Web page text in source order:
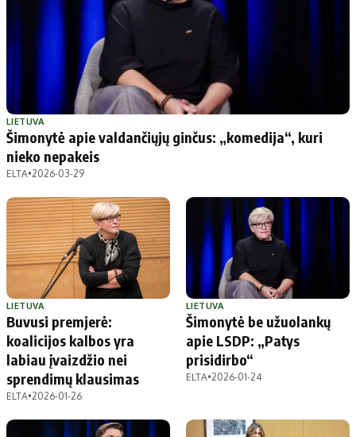
LIETUVA
Šimonytė apie valdančiųjų ginčus: „komedija“, kuri
nieko nepakeis
ELTA•2026-03-29
LIETUVA
Buvusi premjerė:
koalicijos kalbos yra
labiau įvaizdžio nei
sprendimų klausimas
ELTA•2026-01-26
LIETUVA
Šimonytė be užuolankų
apie LSDP: „Patys
prisidirbo“
ELTA•2026-01-24